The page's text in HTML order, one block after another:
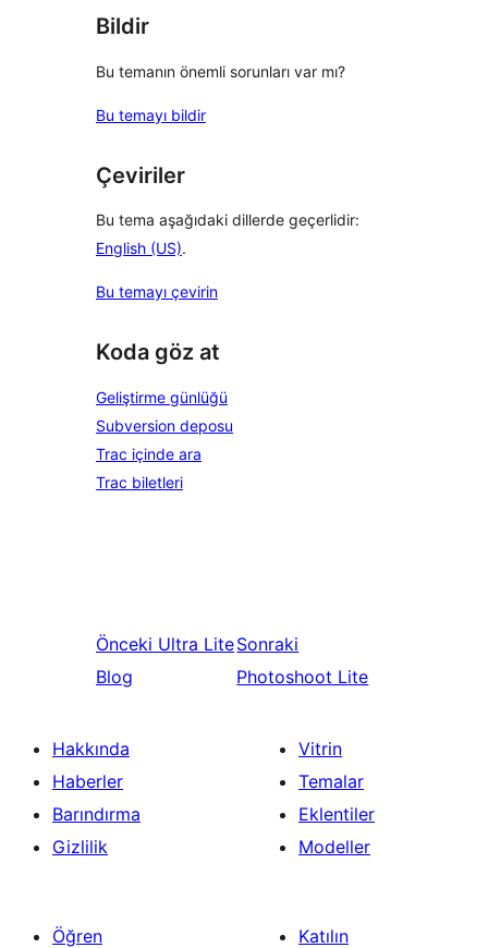
Bildir
Bu temanın önemli sorunları var mı?
Bu temayı bildir
Çeviriler
Bu tema aşağıdaki dillerde geçerlidir:
English (US).
Bu temayı çevirin
Koda göz at
Geliştirme günlüğü
Subversion deposu
Trac içinde ara
Trac biletleri
Önceki Ultra Lite
Blog
Sonraki
Photoshoot Lite
Hakkında
Haberler
Barındırma
Gizlilik
Vitrin
Temalar
Eklentiler
Modeller
Öğren
Katılın